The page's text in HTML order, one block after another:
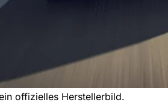
offizielles Herstellerbild.